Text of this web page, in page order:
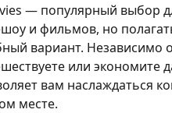
— популярный выбор
и фильмов, но
вариант. Независимо
или экономите
вам наслаждаться
месте.